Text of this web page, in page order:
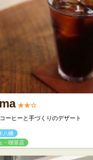
★★☆
ーヒーと手づくりのデザート
八幡
・喫茶店